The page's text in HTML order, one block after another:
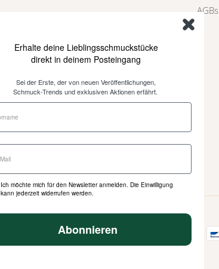
AGBs
Erhalte deine Lieblingsschmuckstücke
direkt in deinem Posteingang
Sei der Erste, der von neuen Veröffentlichungen,
Schmuck-Trends und exklusiven Aktionen erfährt.
Ich möchte mich für den Newsletter anmelden. Die Einwilligung
kann jederzeit widerrufen werden.
Abonnieren